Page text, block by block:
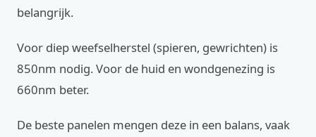
belangrijk.
Voor diep weefselherstel (spieren, gewrichten) is
850nm nodig. Voor de huid en wondgenezing is
660nm beter.
De beste panelen mengen deze in een balans, vaak